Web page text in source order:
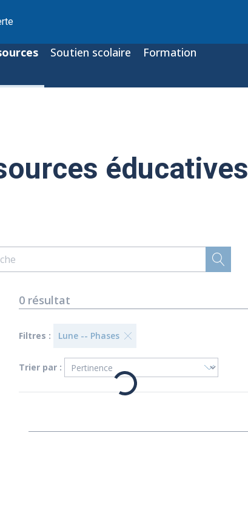
Soutien scolaire Formation
éducatives
0 résultat
Filtres : Lune -- Phases
Trier par :